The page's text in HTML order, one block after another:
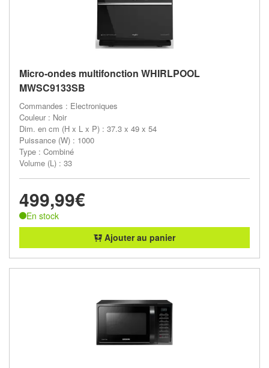
Micro-ondes multifonction WHIRLPOOL
MWSC9133SB
Commandes : Electroniques
Couleur : Noir
Dim. en cm (H x L x P) : 37.3 x 49 x 54
Puissance (W) : 1000
Type : Combiné
Volume (L) : 33
499,99€
En stock
Ajouter au panier